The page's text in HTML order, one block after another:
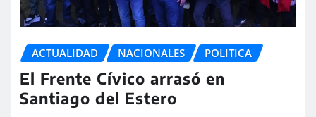
ACTUALIDAD NACIONALES POLITICA
El Frente Cívico arrasó en
Santiago del Estero